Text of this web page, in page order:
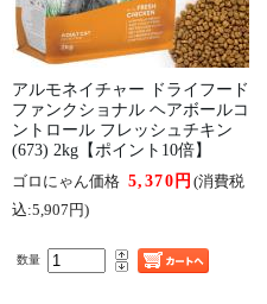
アルモネイチャー ドライフード
ファンクショナル ヘアボールコ
ントロール フレッシュチキン
(673) 2kg【ポイント10倍】
ゴロにゃん価格 5,370円 (消費税
込:5,907円)
数量